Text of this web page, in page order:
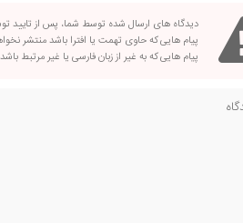
دیدگاه های ارسال شده توسط شما، پس از تایید
پیام هایی که حاوی تهمت یا افترا باشد منتشر
پیام هایی که به غیر از زبان فارسی یا غیر مرتبط